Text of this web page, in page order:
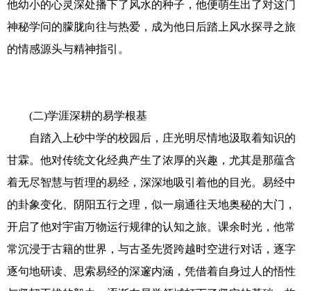
他幼小的心灵深处播下了风水的种子，他便萌生出了对这门
神秘学问的朦胧向往与热爱，成为他日后踏上风水探寻之旅
的情感源头与精神指引。
(二)学涯深耕的易学根基
自踏入上砂中学的校园后，庄光明尽情地汲取着知识的
甘霖。他对传统文化经典产生了浓厚的兴趣，尤其是那蕴含
着无尽智慧与哲理的易经，深深地吸引着他的目光。易经中
的卦象变化、阴阳五行之理，似一扇通往天地奥秘的大门，
开启了他对宇宙万物运行规律的认知之旅。课余时光，他常
常沉浸于古籍的世界，与古圣先贤跨越时空进行对话，逐字
逐句地研读、思索易经的深邃内涵，凭借着自身过人的悟性